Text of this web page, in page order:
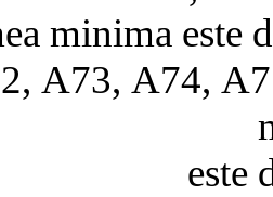
minima este
A73, A74,
este